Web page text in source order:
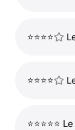
⭐⭐⭐⭐
⭐⭐⭐⭐
⭐⭐⭐⭐⭐